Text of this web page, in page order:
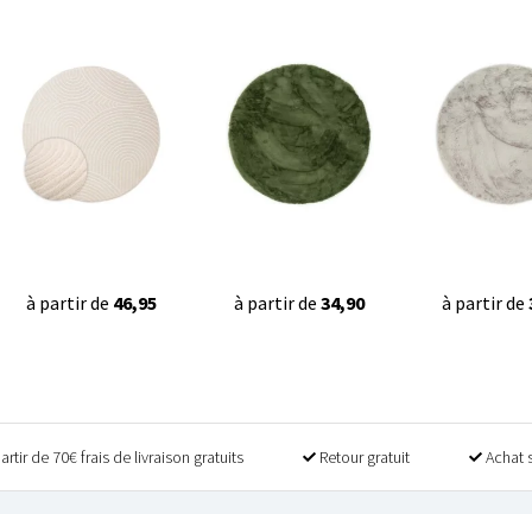
à partir de 46,95 à partir de 34,90 à partir de
de 70€ frais de livraison gratuits Retour gratuit Achat